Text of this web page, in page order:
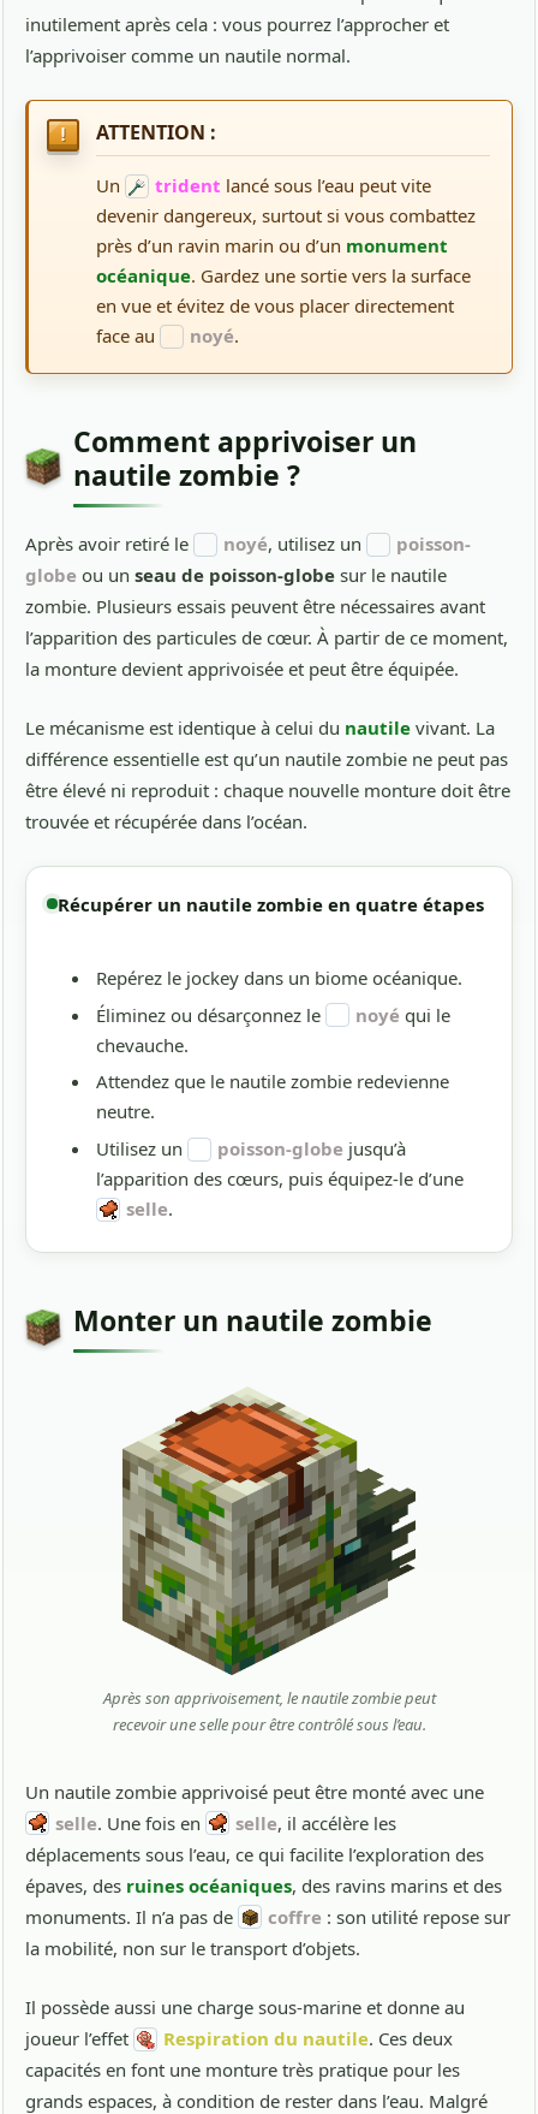
inutilement après cela : vous pourrez l’approcher et
l’apprivoiser comme un nautile normal.
ATTENTION :
Un trident lancé sous l’eau peut vite
devenir dangereux, surtout si vous combattez
près d’un ravin marin ou d’un monument
océanique. Gardez une sortie vers la surface
en vue et évitez de vous placer directement
face au
noyé.
Comment apprivoiser un
nautile zombie ?
Après avoir retiré le noyé, utilisez un
poisson-
globe ou un seau de poisson-globe sur le nautile
zombie. Plusieurs essais peuvent être nécessaires avant
l’apparition des particules de cœur. À partir de ce moment,
la monture devient apprivoisée et peut être équipée.
Le mécanisme est identique à celui du nautile vivant. La
différence essentielle est qu’un nautile zombie ne peut pas
être élevé ni reproduit : chaque nouvelle monture doit être
trouvée et récupérée dans l’océan.
Récupérer un nautile zombie en quatre étapes
Repérez le jockey dans un biome océanique.
Éliminez ou désarçonnez le
noyé qui le
chevauche.
Attendez que le nautile zombie redevienne
neutre.
Utilisez un
poisson-globe jusqu’à
l’apparition des cœurs, puis équipez-le d’une
selle.
Monter un nautile zombie
Après son apprivoisement, le nautile zombie peut
recevoir une selle pour être contrôlé sous l’eau.
Un nautile zombie apprivoisé peut être monté avec une
selle. Une fois en selle, il accélère les
déplacements sous l’eau, ce qui facilite l’exploration des
épaves, des ruines océaniques, des ravins marins et des
monuments. Il n’a pas de
coffre : son utilité repose sur
la mobilité, non sur le transport d’objets.
Il possède aussi une charge sous-marine et donne au
joueur l’effet
Respiration du nautile. Ces deux
capacités en font une monture très pratique pour les
grands espaces, à condition de rester dans l’eau. Malgré